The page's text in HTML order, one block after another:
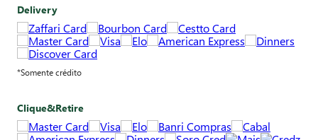
Delivery
*Somente crédito
Clique&Retire